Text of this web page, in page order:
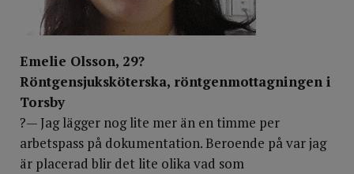
Emelie Olsson, 29?
Röntgensjuksköterska, röntgenmottagningen i
Torsby
?— Jag lägger nog lite mer än en timme per
arbetspass på dokumentation. Beroende på var jag
är placerad blir det lite olika vad som